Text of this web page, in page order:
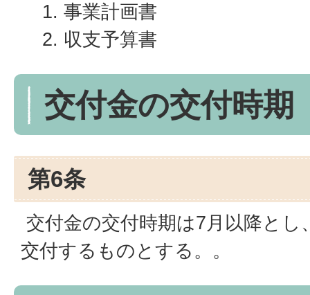
事業計画書
収支予算書
交付金の交付時期
第6条
交付金の交付時期は7月以降とし
交付するものとする。。